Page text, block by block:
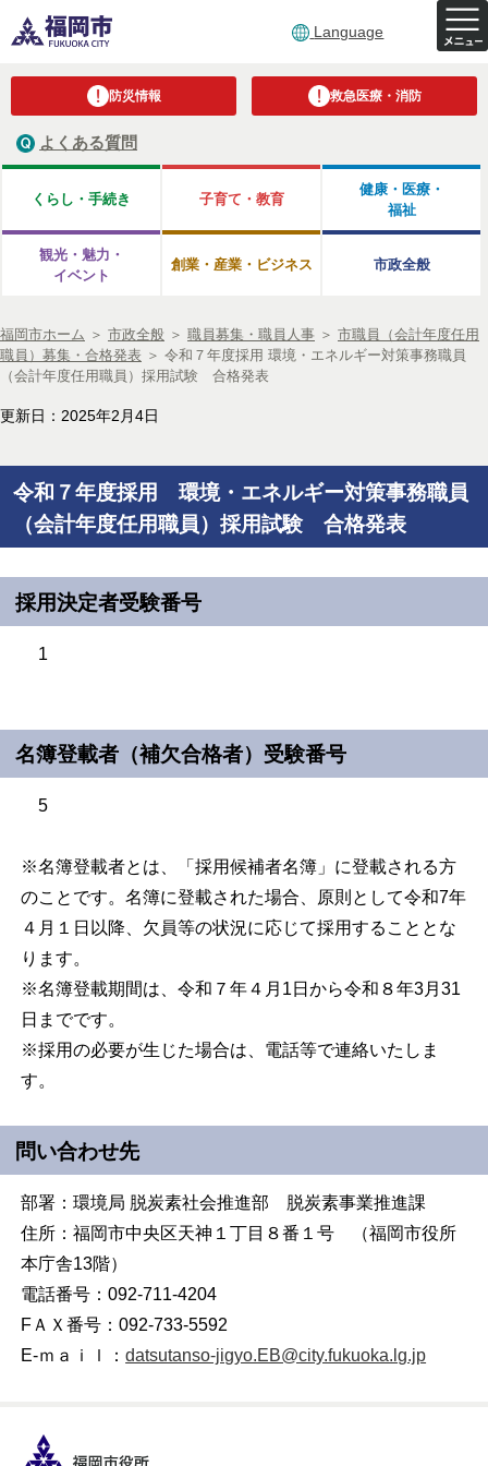
Language
防災情報 救急医療・消防
よくある質問
くらし・手続き 子育て・教育
健康・医療・
福祉
観光・魅力・
イベント
創業・産業・ビジネス 市政全般
福岡市ホーム ＞ 市政全般 ＞ 職員募集・職員人事 ＞ 市職員（会計年度任用
職員）募集・合格発表 ＞ 令和７年度採用 環境・エネルギー対策事務職員
（会計年度任用職員）採用試験 合格発表
更新日：2025年2月4日
令和７年度採用 環境・エネルギー対策事務職員
（会計年度任用職員）採用試験 合格発表
採用決定者受験番号
1
名簿登載者（補欠合格者）受験番号
5
※名簿登載者とは、「採用候補者名簿」に登載される方
のことです。名簿に登載された場合、原則として令和7年
４月１日以降、欠員等の状況に応じて採用することとな
ります。
※名簿登載期間は、令和７年４月1日から令和８年3月31
日までです。
※採用の必要が生じた場合は、電話等で連絡いたしま
す。
問い合わせ先
部署：環境局 脱炭素社会推進部 脱炭素事業推進課
住所：福岡市中央区天神１丁目８番１号 （福岡市役所
本庁舎13階）
電話番号：092-711-4204
FＡＸ番号：092-733-5592
E-ｍａｉｌ：datsutanso-jigyo.EB@city.fukuoka.lg.jp